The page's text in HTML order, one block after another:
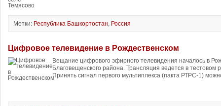
Метки: Республика Башкортостан, Россия
Цифровое телевидение в Рождественском
Вещание цифрового эфирного телевидения началось в
Благовещенского района. Трансляция ведется в тестовом
Принять сигнал первого мультиплекса (пакта РТРС-1)